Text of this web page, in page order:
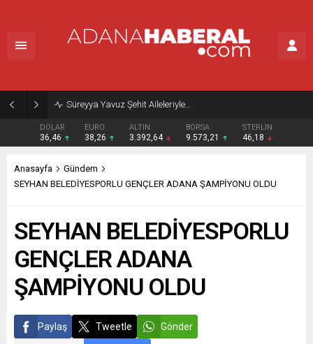
Süreyya Yavuz Şehit Aileleriyle…
DOLAR
36,46
EURO
38,26
ALTIN
3.392,64
BORSA
9.573,21
STERLIN
46,18
Anasayfa
Gündem
SEYHAN BELEDİYESPORLU GENÇLER ADANA ŞAMPİYONU OLDU
SEYHAN BELEDİYESPORLU
GENÇLER ADANA
ŞAMPİYONU OLDU
Paylaş Tweetle Gönder